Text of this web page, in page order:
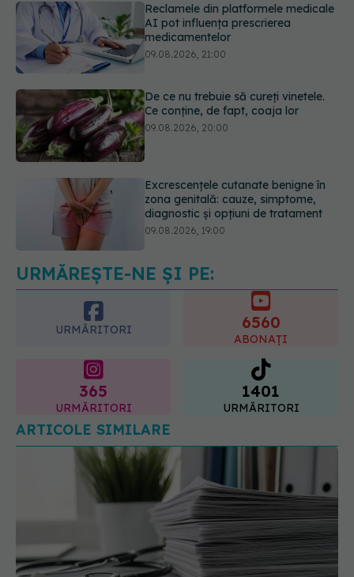
De ce nu trebuie să cureți vinetele.
Ce conține, de fapt, coaja lor
09.08.2026, 20:00
Excrescențele cutanate benigne în
zona genitală: cauze, simptome,
Sânii densi sau antecedente
familiale de cancer mamar? De ce
riscul ar putea conta mai mult decât
10.08.2026, 09:43
URMĂREȘTE-NE ȘI PE:
URMĂRITORI 6560
ABONAȚI
365
URMĂRITORI
1401
URMĂRITORI
ARTICOLE SIMILARE